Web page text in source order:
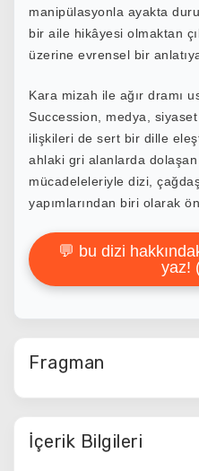
manipülasyonla ayakta
bir aile hikâyesi olmaktan
üzerine evrensel bir
Kara mizah ile ağır dramı
Succession, medya,
ilişkileri de sert bir dille
ahlaki gri alanlarda
mücadeleleriyle dizi,
yapımlarından biri olarak
💬 bu dizi
yaz!
Fragman
İçerik Bilgileri